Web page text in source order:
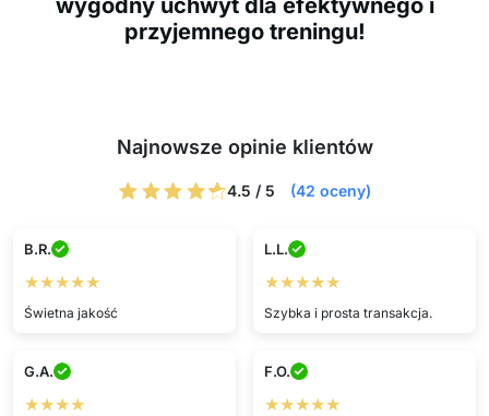
wygodny uchwyt dla efektywnego i
przyjemnego treningu!
Najnowsze opinie klientów
4.5 / 5 (42 oceny)
B.R.
★★★★★
Świetna jakość
L.L.
★★★★★
Szybka i prosta transakcja.
G.A.
★★★★
F.O.
★★★★★